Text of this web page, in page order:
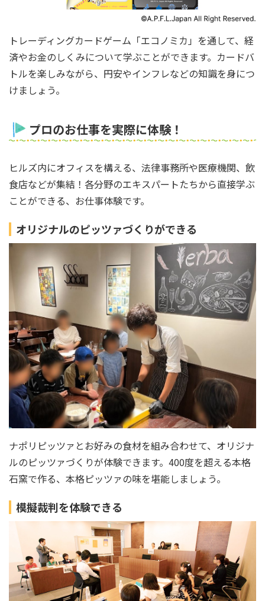
トレーディングカードゲーム「エコノミカ」を通して、経
済やお金のしくみについて学ぶことができます。カードバ
トルを楽しみながら、円安やインフレなどの知識を身につ
けましょう。
プロのお仕事を実際に体験！
ヒルズ内にオフィスを構える、法律事務所や医療機関、飲
食店などが集結！各分野のエキスパートたちから直接学ぶ
ことができる、お仕事体験です。
オリジナルのピッツァづくりができる
ナポリピッツァとお好みの食材を組み合わせて、オリジナ
ルのピッツァづくりが体験できます。400度を超える本格
石窯で作る、本格ピッツァの味を堪能しましょう。
模擬裁判を体験できる